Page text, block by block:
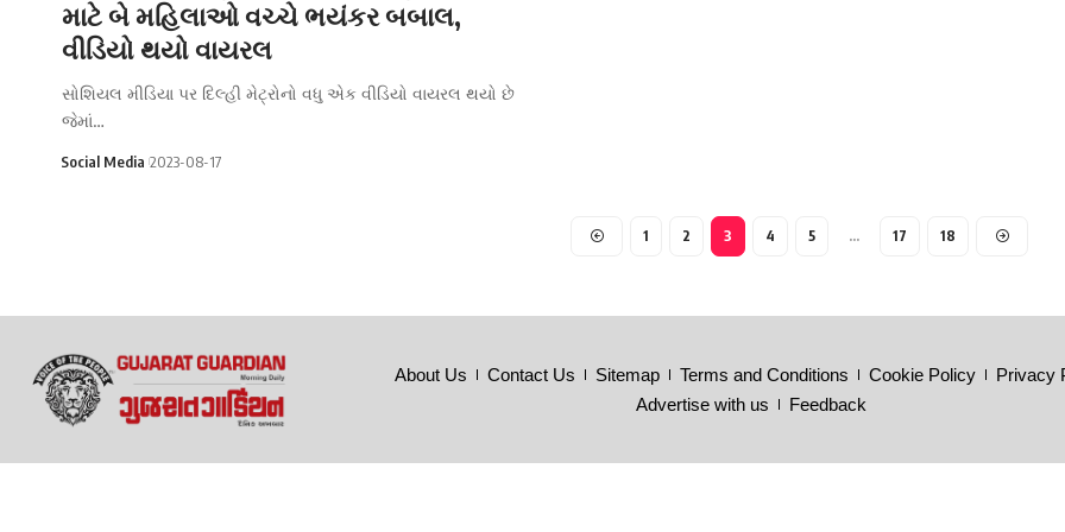
માટે બે મહિલાઓ વચ્ચે ભયંકર બબાલ,
વીડિયો થયો વાયરલ
સોશિયલ મીડિયા પર દિલ્હી મેટ્રોનો વધુ એક વીડિયો વાયરલ થયો છે
જેમાં…
Social Media 2023-08-17
1 2 3 4 5 … 17 18
About Us Contact Us Sitemap Terms and Conditions Cookie Policy
Privacy
Advertise with us
Feedback